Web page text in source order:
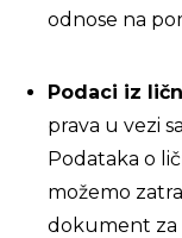
odnose na
Podaci iz
prava u vezi
Podataka o
možemo
dokument